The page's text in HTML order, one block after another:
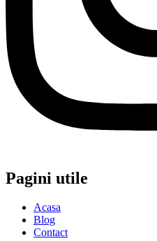
Pagini utile
Acasa
Blog
Contact